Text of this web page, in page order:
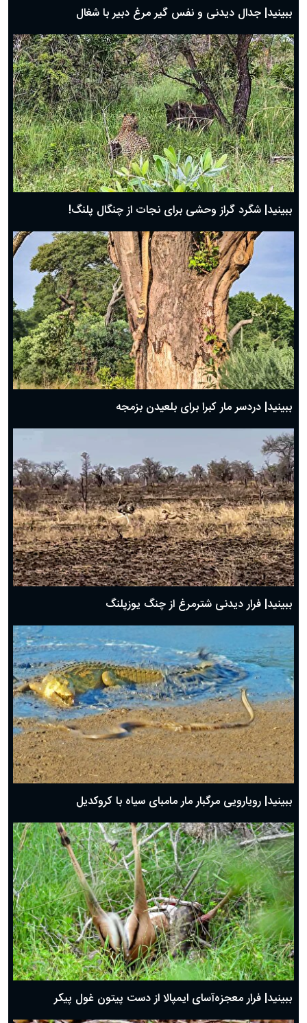
ببینید| جدال دیدنی و نفس گیر مرغ دبیر با شغال
ببینید| شگرد گراز وحشی برای نجات از چنگال پلنگ!
ببینید| دردسر مار کبرا برای بلعیدن بزمجه
ببینید| فرار دیدنی شترمرغ از چنگ یوزپلنگ
ببینید| رویارویی مرگبار مار مامبای سیاه با کروکدیل
ببینید| فرار معجزه‌آسای ایمپالا از دست پیتون غول پیکر